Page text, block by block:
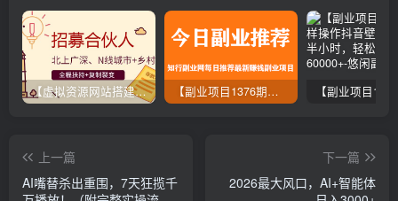
【虚拟资源网站搭建服务】加盟本站系统，做一个和本站一样的独立网站，躺赚的项目 【副业项目1376期】龟课最新闲鱼项目玩法实战教程_全新升级月收益几千到几万
上一篇
AI嘴替杀出重围，7天狂揽千
下一篇
2026最大风口，AI+智能体